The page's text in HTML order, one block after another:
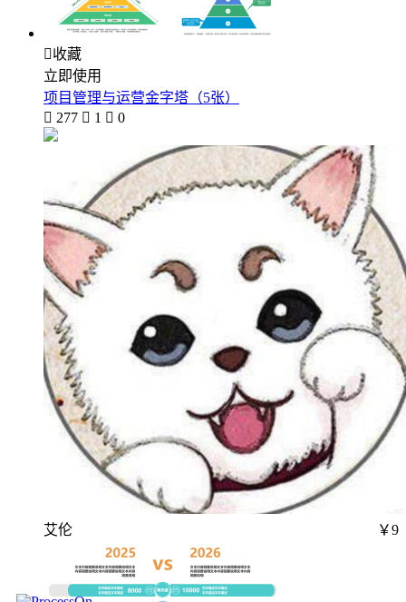
收藏
立即使用
项目管理与运营金字塔（5张）
 277  1  0
艾伦 ￥9